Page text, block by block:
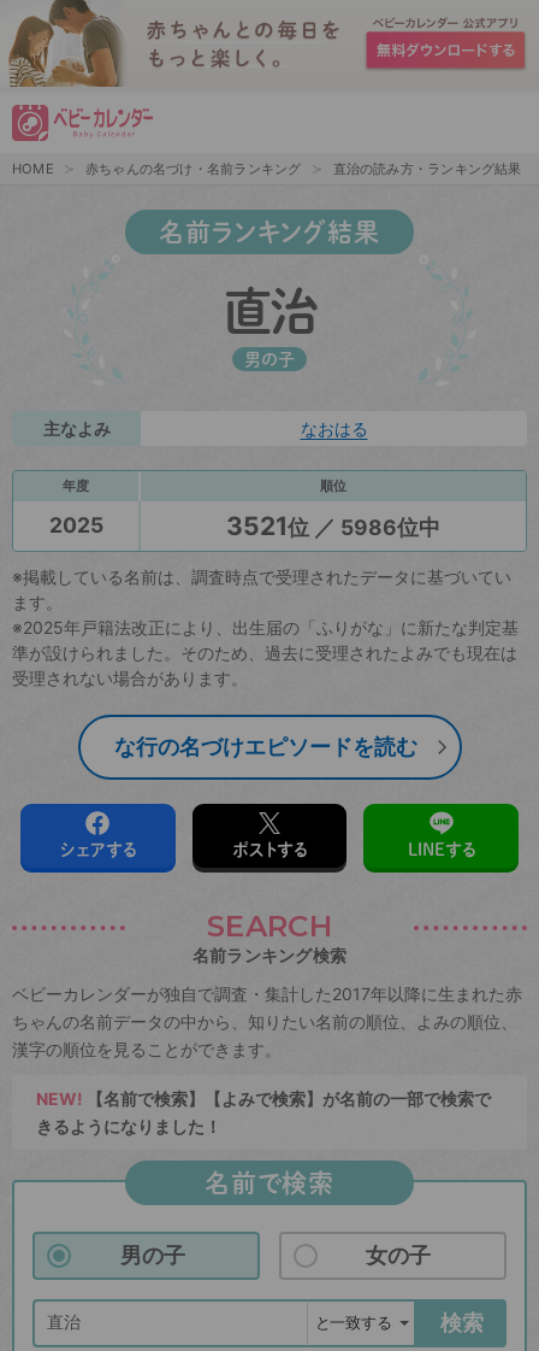
HOME 赤ちゃんの名づけ・名前ランキング 直治の読み方・ランキング結果
名前ランキング結果
直治
男の子
主なよみ なおはる
年度 順位
2025 3521位 ／ 5986位中
※掲載している名前は、調査時点で受理されたデータに基づいてい
ます。
※2025年戸籍法改正により、出生届の「ふりがな」に新たな判定基
準が設けられました。そのため、過去に受理されたよみでも現在は
受理されない場合があります。
な行の名づけエピソードを読む
シェアする ポストする LINEする
SEARCH
名前ランキング検索
ベビーカレンダーが独自で調査・集計した2017年以降に生まれた赤
ちゃんの名前データの中から、知りたい名前の順位、よみの順位、
漢字の順位を見ることができます。
NEW! 【名前で検索】【よみで検索】が名前の一部で検索で
きるようになりました！
名前で検索
男の子 女の子
検索